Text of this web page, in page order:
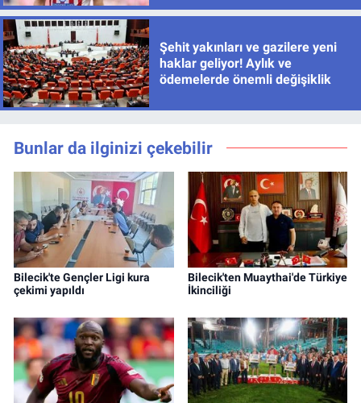
Şehit yakınları ve gazilere yeni
haklar geliyor! Aylık ve
ödemelerde önemli değişiklik
Bunlar da ilginizi çekebilir
Bilecik'te Gençler Ligi kura
çekimi yapıldı
Bilecik'ten Muaythai'de Türkiye
İkinciliği